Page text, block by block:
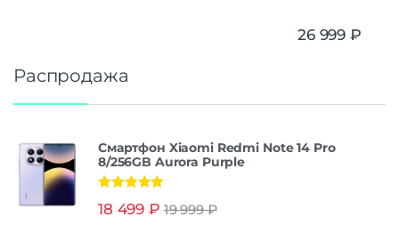
26 999 ₽
Распродажа
Смартфон Xiaomi Redmi Note 14 Pro
8/256GB Aurora Purple
из 5
18 499 ₽ 19 999₽